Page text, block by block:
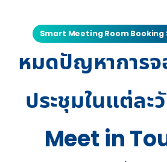
Smart Meeting Room
หมดปัญหาการจ
ประชุมในแต่ละ
Meet in